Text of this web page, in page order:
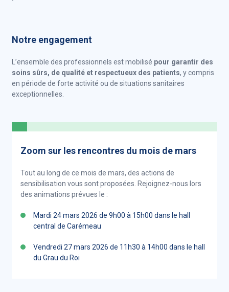
Notre engagement
L’ensemble des professionnels est mobilisé pour garantir des
soins sûrs, de qualité et respectueux des patients, y compris
en période de forte activité ou de situations sanitaires
exceptionnelles.
Zoom sur les rencontres du mois de mars
Tout au long de ce mois de mars, des actions de
sensibilisation vous sont proposées. Rejoignez-nous lors
des animations prévues le :
Mardi 24 mars 2026 de 9h00 à 15h00 dans le hall
central de Carémeau
Vendredi 27 mars 2026 de 11h30 à 14h00 dans le hall
du Grau du Roi